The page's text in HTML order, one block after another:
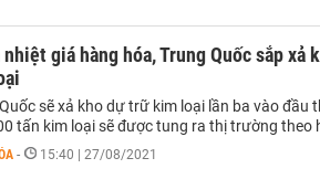
giá hàng hóa, Trung Quốc sắp xả
sẽ xả kho dự trữ kim loại lần ba vào đầu
tấn kim loại sẽ được tung ra thị trường theo
- 15:40 | 27/08/2021